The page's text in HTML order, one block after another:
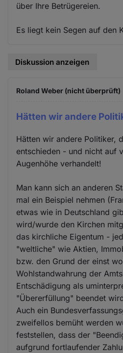
über Ihre Betrügereien.
Es liegt kein Segen auf den
Diskussion anzeigen
Roland Weber (nicht überprüft)
Hätten wir andere
Hätten wir andere Politiker,
entschieden - und nicht auf
Augenhöhe verhandelt!
Man kann sich an anderen
mal ein Beispiel nehmen
etwas wie in Deutschland
wird/wurde den Kirchen
das kirchliche Eigentum -
"weltliche" wie Aktien,
bzw. den Grund der einst
Wohlstandwahrung der
Entschädigung als
"Übererfüllung" beendet
Auch ein
zweifellos bemüht werden
feststellen, dass der
aufgrund fortlaufender